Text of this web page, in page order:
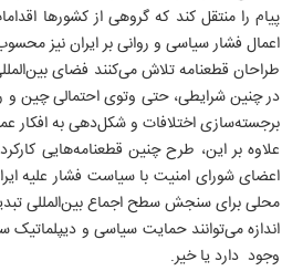
پیام را منتقل کند که گروهی از کشورها
اعمال فشار سیاسی و روانی بر ایران نیز
طراحان قطعنامه تلاش می‌کنند فضای
در چنین شرایطی، حتی وتوی احتمالی چین و
برجسته‌سازی اختلافات و شکل‌دهی به افکار
علاوه بر این، طرح چنین قطعنامه‌هایی
اعضای شورای امنیت با سیاست فشار علیه
محلی برای سنجش سطح اجماع بین‌المللی
اندازه می‌توانند حمایت سیاسی و دیپلماتیک
وجود دارد یا خیر.
الوفاق